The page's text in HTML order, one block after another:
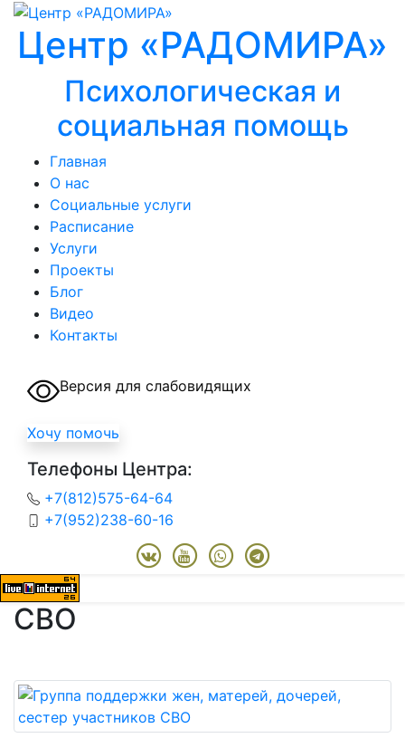
Центр «РАДОМИРА»
Психологическая и
социальная помощь
Главная
О нас
Социальные услуги
Расписание
Услуги
Проекты
Блог
Видео
Контакты
Версия для слабовидящих
Хочу помочь
Телефоны Центра:
+7(812)575-64-64
+7(952)238-60-16
СВО